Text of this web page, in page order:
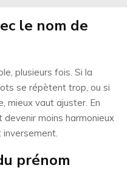
le nom de
plusieurs fois. Si la
se répètent trop, ou si
mieux vaut ajuster. En
moins harmonieux
prénom